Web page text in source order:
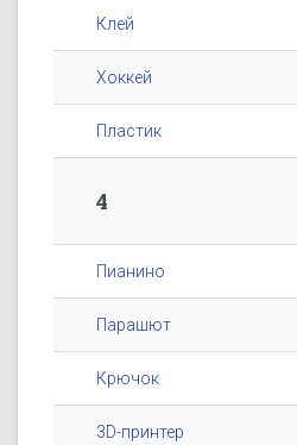
Клей
Хоккей
Пластик
4
Пианино
Парашют
Крючок
3D-принтер